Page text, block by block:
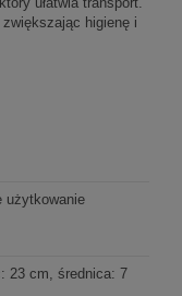
higienę i
użytkowanie
23 cm, średnica: 7